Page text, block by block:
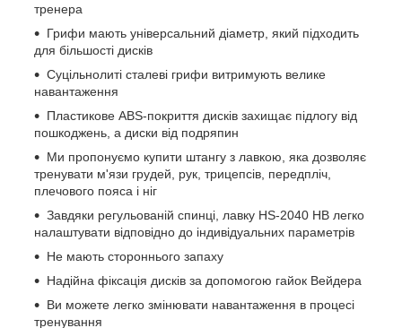
тренера
Грифи мають універсальний діаметр, який підходить
для більшості дисків
Суцільнолиті сталеві грифи витримують велике
навантаження
Пластикове ABS-покриття дисків захищає підлогу від
пошкоджень, а диски від подряпин
Ми пропонуємо купити штангу з лавкою, яка дозволяє
тренувати м'язи грудей, рук, трицепсів, передпліч,
плечового пояса і ніг
Завдяки регульованій спинці, лавку HS-2040 НВ легко
налаштувати відповідно до індивідуальних параметрів
Не мають стороннього запаху
Надійна фіксація дисків за допомогою гайок Вейдера
Ви можете легко змінювати навантаження в процесі
тренування